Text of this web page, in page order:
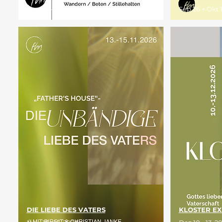
Sep 06 - 12, 2026
DIE LIEBE DES VATERS
Sep 26 + Okt
KLOSTER